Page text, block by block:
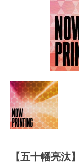
【五十幡亮汰